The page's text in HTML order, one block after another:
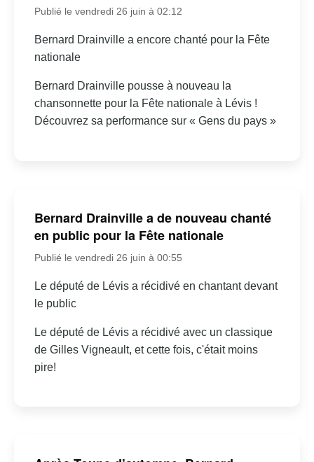
Publié le vendredi 26 juin à 02:12
Bernard Drainville a encore chanté pour la Fête
nationale
Bernard Drainville pousse à nouveau la
chansonnette pour la Fête nationale à Lévis !
Découvrez sa performance sur « Gens du pays »
Bernard Drainville a de nouveau chanté
en public pour la Fête nationale
Publié le vendredi 26 juin à 00:55
Le député de Lévis a récidivé en chantant devant
le public
Le député de Lévis a récidivé avec un classique
de Gilles Vigneault, et cette fois, c'était moins
pire!